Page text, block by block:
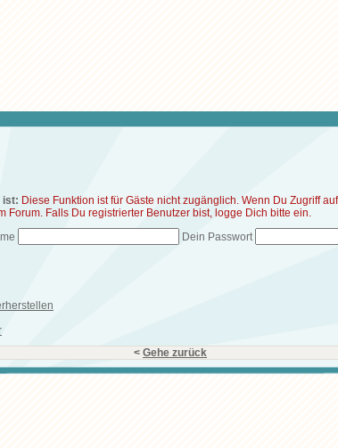
ist: Diese Funktion ist für Gäste nicht zugänglich. Wenn Du Zugriff
Forum. Falls Du registrierter Benutzer bist, logge Dich bitte ein.
Dein Passwort
< Gehe zurück